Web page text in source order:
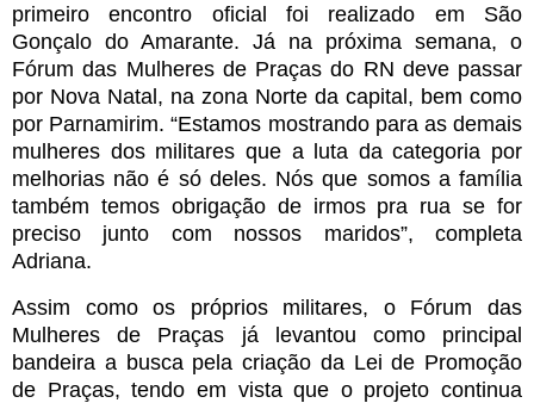
primeiro encontro oficial foi realizado em São
Gonçalo do Amarante. Já na próxima semana, o
Fórum das Mulheres de Praças do RN deve passar
por Nova Natal, na zona Norte da capital, bem como
por Parnamirim. “Estamos mostrando para as demais
mulheres dos militares que a luta da categoria por
melhorias não é só deles. Nós que somos a família
também temos obrigação de irmos pra rua se for
preciso junto com nossos maridos”, completa
Adriana.
Assim como os próprios militares, o Fórum das
Mulheres de Praças já levantou como principal
bandeira a busca pela criação da Lei de Promoção
de Praças, tendo em vista que o projeto continua